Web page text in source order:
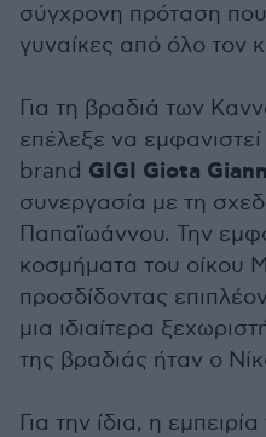
σύγχρονη πρόταση
γυναίκες από όλο τον
Για τη βραδιά των
επέλεξε να
brand GIGI Giota
συνεργασία με τη
Παπαϊωάννου. Την
κοσμήματα του οίκου
προσδίδοντας
μια ιδιαίτερα
της βραδιάς ήταν ο
Για την ίδια, η